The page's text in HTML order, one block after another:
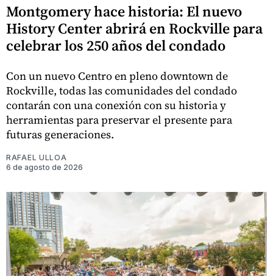
Montgomery hace historia: El nuevo
History Center abrirá en Rockville para
celebrar los 250 años del condado
Con un nuevo Centro en pleno downtown de
Rockville, todas las comunidades del condado
contarán con una conexión con su historia y
herramientas para preservar el presente para
futuras generaciones.
RAFAEL ULLOA
6 de agosto de 2026